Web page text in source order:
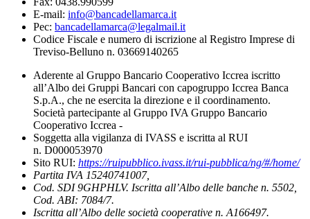
E-mail: info@bancadellamarca.it
Pec: bancadellamarca@legalmail.it
Codice Fiscale e numero di iscrizione al Registro Imprese di
Treviso-Belluno n. 03669140265
Aderente al Gruppo Bancario Cooperativo Iccrea iscritto
all’Albo dei Gruppi Bancari con capogruppo Iccrea Banca
S.p.A., che ne esercita la direzione e il coordinamento.
Società partecipante al Gruppo IVA Gruppo Bancario
Cooperativo Iccrea -
Soggetta alla vigilanza di IVASS e iscritta al RUI
n. D000053970
Sito RUI: https://ruipubblico.ivass.it/rui-pubblica/ng/#/home/
Partita IVA 15240741007,
Cod. SDI 9GHPHLV. Iscritta all’Albo delle banche n. 5502,
Cod. ABI: 7084/7.
Iscritta all’Albo delle società cooperative n. A166497.